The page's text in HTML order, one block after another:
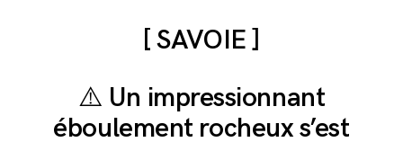
[ SAVOIE ]
⚠️ Un impressionnant
éboulement rocheux s’est